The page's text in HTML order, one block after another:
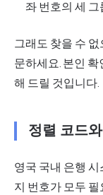
좌 번호의 세
그래도 찾을 수
문하세요. 본인
해 드릴 것입니다.
정렬 코드
영국 국내 은행
지 번호가 모두